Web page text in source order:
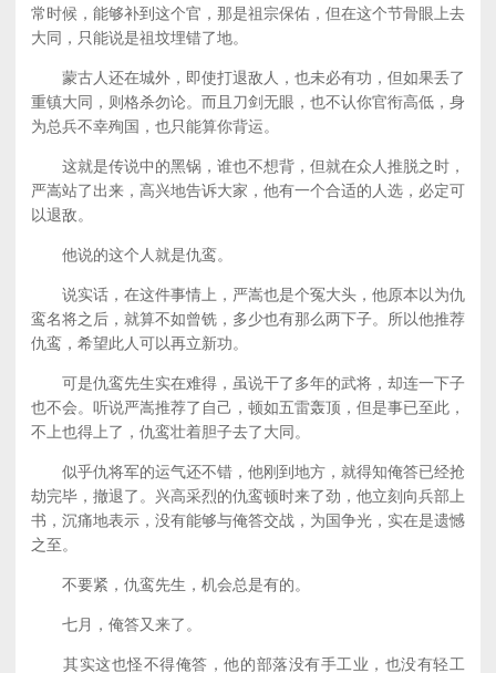
常时候，能够补到这个官，那是祖宗保佑，但在这个节骨眼上去
大同，只能说是祖坟埋错了地。
蒙古人还在城外，即使打退敌人，也未必有功，但如果丢了
重镇大同，则格杀勿论。而且刀剑无眼，也不认你官衔高低，身
为总兵不幸殉国，也只能算你背运。
这就是传说中的黑锅，谁也不想背，但就在众人推脱之时，
严嵩站了出来，高兴地告诉大家，他有一个合适的人选，必定可
以退敌。
他说的这个人就是仇鸾。
说实话，在这件事情上，严嵩也是个冤大头，他原本以为仇
鸾名将之后，就算不如曾铣，多少也有那么两下子。所以他推荐
仇鸾，希望此人可以再立新功。
可是仇鸾先生实在难得，虽说干了多年的武将，却连一下子
也不会。听说严嵩推荐了自己，顿如五雷轰顶，但是事已至此，
不上也得上了，仇鸾壮着胆子去了大同。
似乎仇将军的运气还不错，他刚到地方，就得知俺答已经抢
劫完毕，撤退了。兴高采烈的仇鸾顿时来了劲，他立刻向兵部上
书，沉痛地表示，没有能够与俺答交战，为国争光，实在是遗憾
之至。
不要紧，仇鸾先生，机会总是有的。
七月，俺答又来了。
其实这也怪不得俺答，他的部落没有手工业，也没有轻工